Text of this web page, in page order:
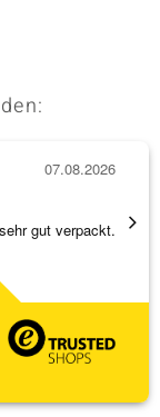
gut verpackt.
07.08.2026
Alles